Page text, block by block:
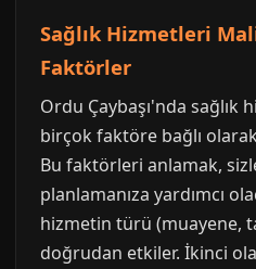
Sağlık Hizmetleri
Faktörler
Ordu Çaybaşı'nda sağlık
birçok faktöre bağlı
Bu faktörleri anlamak,
planlamanıza yardımcı
hizmetin türü (muayene,
doğrudan etkiler. İkinci